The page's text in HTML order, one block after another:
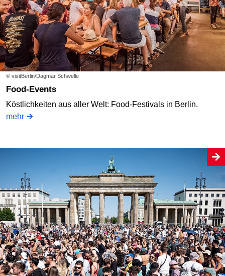
© visitBerlin/Dagmar Schwelle
Food-Events
Köstlichkeiten aus aller Welt: Food-Festivals in Berlin.
mehr